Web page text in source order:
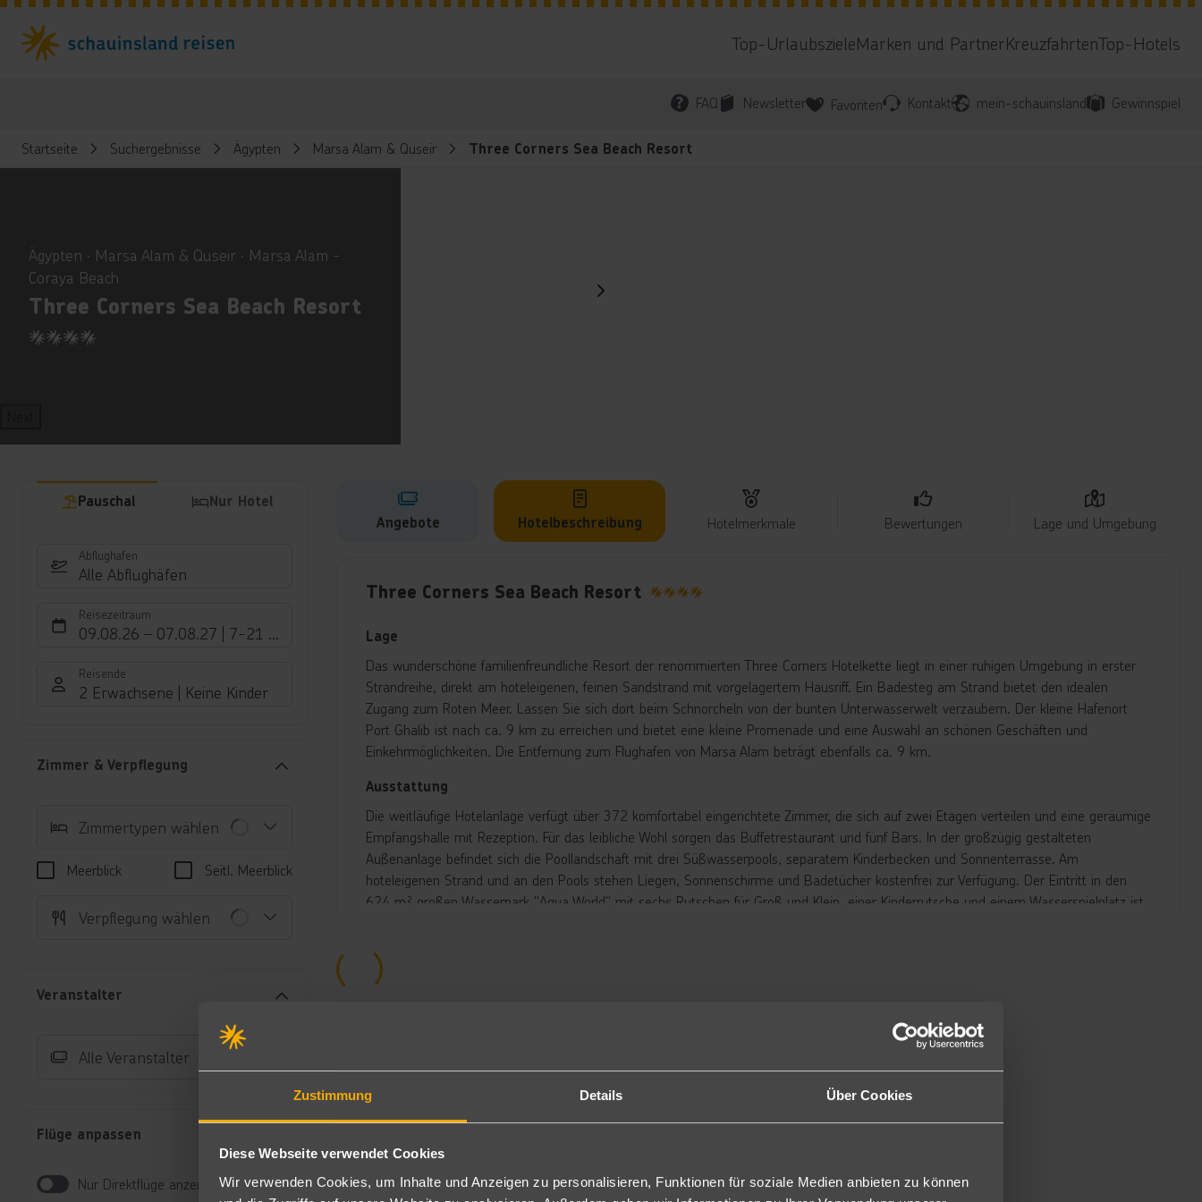
Zustimmung Details Über Cookies
Diese Webseite verwendet Cookies
Wir verwenden Cookies, um Inhalte und Anzeigen zu personalisieren, Funktionen für soziale Medien anbieten zu können
Top-UrlaubszieleMarken und PartnerKreuzfahrtenTop-Hotels
FAQ Newsletter Favoriten Kontakt mein-schauinsland Gewinnspiel
Startseite Suchergebnisse Ägypten Marsa Alam & Quseir Three Corners Sea Beach Resort
Ägypten ∙ Marsa Alam & Quseir ∙ Marsa Alam -
Coraya Beach
Three Corners Sea Beach Resort
4
Pauschal Nur Hotel
Abflughafen
Alle Abflughäfen
Reisezeitraum
09.08.26 – 07.08.27 7-21 Nächte
Reisende
2 Erwachsene Keine Kinder
Zimmer & Verpflegung
Zimmertypen wählen
Meerblick Seitl. Meerblick
Verpflegung wählen
Veranstalter
Alle Veranstalter
Flüge anpassen
Nur Direktflüge anzeigen
Angebote Hotelbeschreibung Hotelmerkmale Bewertungen Lage und Umgebung
Three Corners Sea Beach Resort
Lage
Das wunderschöne familienfreundliche Resort der renommierten Three Corners Hotelkette liegt in einer ruhigen Umgebung in erster
Strandreihe, direkt am hoteleigenen, feinen Sandstrand mit vorgelagertem Hausriff. Ein Badesteg am Strand bietet den idealen
Zugang zum Roten Meer. Lassen Sie sich dort beim Schnorcheln von der bunten Unterwasserwelt verzaubern. Der kleine Hafenort
Port Ghalib ist nach ca. 9 km zu erreichen und bietet eine kleine Promenade und eine Auswahl an schönen Geschäften und
Einkehrmöglichkeiten. Die Entfernung zum Flughafen von Marsa Alam beträgt ebenfalls ca. 9 km.
Ausstattung
Die weitläufige Hotelanlage verfügt über 372 komfortabel eingerichtete Zimmer, die sich auf zwei Etagen verteilen und eine geräumige
Empfangshalle mit Rezeption. Für das leibliche Wohl sorgen das Buffetrestaurant und fünf Bars. In der großzügig gestalteten
Außenanlage befindet sich die Poollandschaft mit drei Süßwasserpools, separatem Kinderbecken und Sonnenterrasse. Am
hoteleigenen Strand und an den Pools stehen Liegen, Sonnenschirme und Badetücher kostenfrei zur Verfügung. Der Eintritt in den
624 m² großen Wasserpark "Aqua World" mit sechs Rutschen für Groß und Klein, einer Kinderrutsche und einem Wasserspielplatz ist
Unterbringung
Doppelzimmer Komfort Typ B: Die Zimmer (DB) sind bei ähnlichen Ausstattungsmerkmalen wie die Doppelzimmer Komfort etwas
geräumiger (ca. 34 m²).
Klimaanlage, Minibar (gegen Gebühr), ein Badezimmer mit WC/Dusche, Safe, TV und einer Terrasse.
Highlight der Zimmer ist der private Pool.